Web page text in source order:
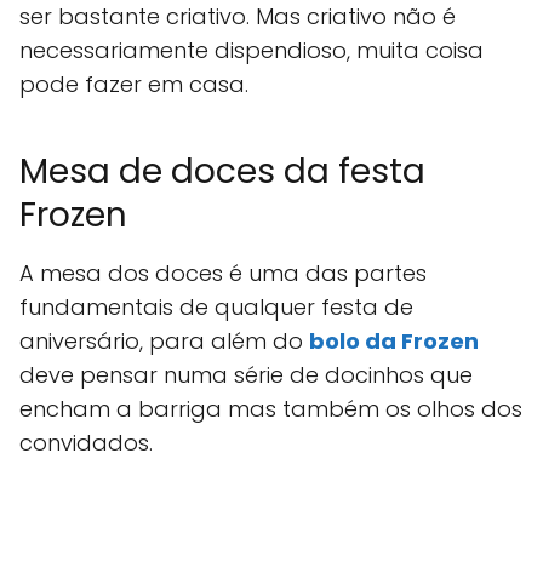
ser bastante criativo. Mas criativo não é
necessariamente dispendioso, muita coisa
pode fazer em casa.
Mesa de doces da festa
Frozen
A mesa dos doces é uma das partes
fundamentais de qualquer festa de
aniversário, para além do bolo da Frozen
deve pensar numa série de docinhos que
encham a barriga mas também os olhos dos
convidados.